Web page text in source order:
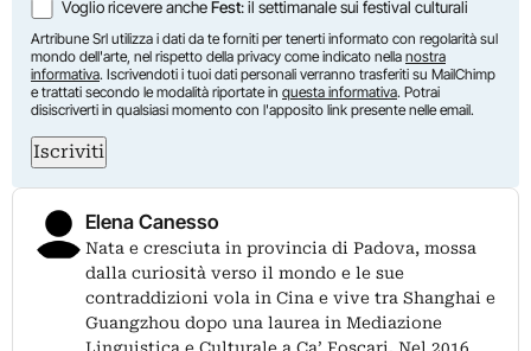
Voglio ricevere ancheFest: il settimanale sui festival culturali
Artribune Srl utilizza i dati da te forniti per tenerti informato con regolarità sul
mondo dell'arte, nel rispetto della privacy come indicato nella nostra
informativa. Iscrivendoti i tuoi dati personali verranno trasferiti su MailChimp
e trattati secondo le modalità riportate in questa informativa. Potrai
disiscriverti in qualsiasi momento con l'apposito link presente nelle email.
Iscriviti
Elena Canesso
Nata e cresciuta in provincia di Padova, mossa
dalla curiosità verso il mondo e le sue
contraddizioni vola in Cina e vive tra Shanghai e
Guangzhou dopo una laurea in Mediazione
Linguistica e Culturale a Ca’ Foscari. Nel 2016